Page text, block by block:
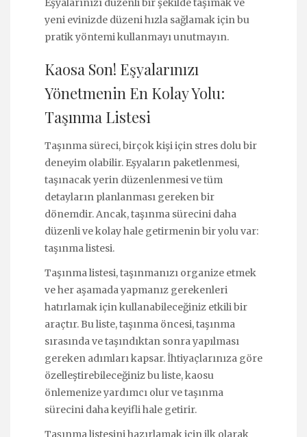
Eşyalarınızı düzenli bir şekilde taşımak ve
yeni evinizde düzeni hızla sağlamak için bu
pratik yöntemi kullanmayı unutmayın.
Kaosa Son! Eşyalarınızı
Yönetmenin En Kolay Yolu:
Taşınma Listesi
Taşınma süreci, birçok kişi için stres dolu bir
deneyim olabilir. Eşyaların paketlenmesi,
taşınacak yerin düzenlenmesi ve tüm
detayların planlanması gereken bir
dönemdir. Ancak, taşınma sürecini daha
düzenli ve kolay hale getirmenin bir yolu var:
taşınma listesi.
Taşınma listesi, taşınmanızı organize etmek
ve her aşamada yapmanız gerekenleri
hatırlamak için kullanabileceğiniz etkili bir
araçtır. Bu liste, taşınma öncesi, taşınma
sırasında ve taşındıktan sonra yapılması
gereken adımları kapsar. İhtiyaçlarınıza göre
özelleştirebileceğiniz bu liste, kaosu
önlemenize yardımcı olur ve taşınma
sürecini daha keyifli hale getirir.
Taşınma listesini hazırlamak için ilk olarak